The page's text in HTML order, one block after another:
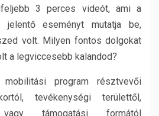
3 perces videót, ami a
jelentő eseményt mutatja be,
volt. Milyen fontos dolgokat
a legviccesebb kalandod?
program résztvevői
tevékenységi területtől,
vagy támogatási formától